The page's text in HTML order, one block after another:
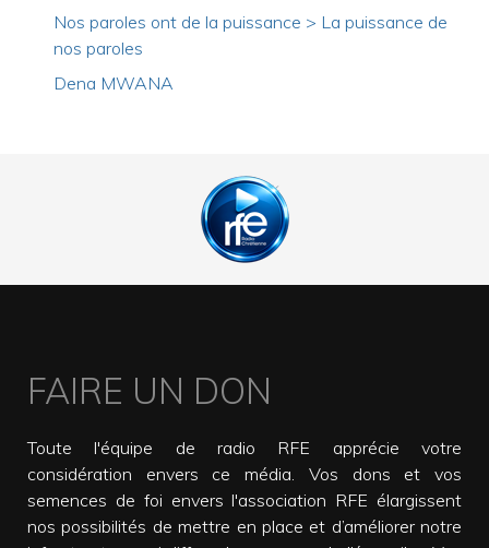
Nos paroles ont de la puissance > La puissance de
nos paroles
Dena MWANA
FAIRE UN DON
Toute l'équipe de radio RFE apprécie votre
considération envers ce média. Vos dons et vos
semences de foi envers l'association RFE élargissent
nos possibilités de mettre en place et d’améliorer notre